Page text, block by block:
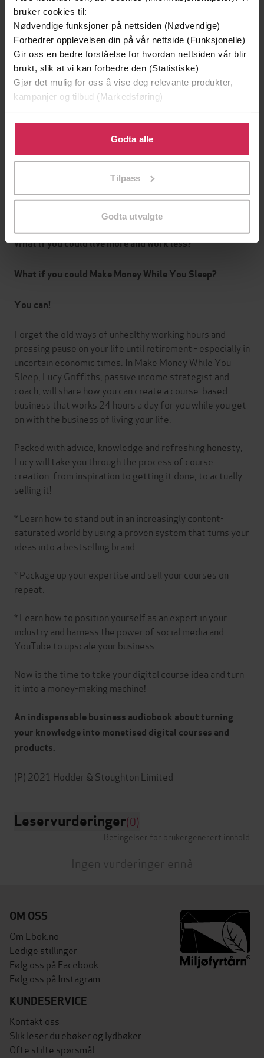
bruker cookies til:
Nødvendige funksjoner på nettsiden (Nødvendige)
Forbedrer opplevelsen din på vår nettside (Funksjonelle)
Gir oss en bedre forståelse for hvordan nettsiden vår blir
brukt, slik at vi kan forbedre den (Statistiske)
Gjør det mulig for oss å vise deg relevante produkter,
kampanjer og tilbud (Markedsføring)
Klikk på «Godta alle» for å gi oss ditt samtykke til å
bruke cookies for alle disse formålene. Du kan også
tilpasse ditt samtykke til spesifikke formål ved å klikke
Godta alle
Tilpass
Godta utvalgte
Sjanger Dokumentar og fakta
English
Format mp3
DRM-
beskyttelse
Kun app
ISBN 9781529381917
What if you could earn money doing what you love?
What if you could live more and work less?
What if you could Make Money While You Sleep?
You can!
Forget the old ways of unhealthy working hours and
pressing pause on your life until retirement - especially in
uncertain economic times. In Make Money While You
Sleep, Lucy Griffiths, passive income strategist and
coach, will share how you can create a course-based
business that works 24 hours a day for you while you get
on with the business of living your life.
Packed with advice, knowledge and refreshing honesty,
Lucy will take you through the process of course
creation: from inspiration to getting it done, to actually
selling it!
* Learn how to stand out in an increasingly content-
saturated world by using a proven system that turns your
ideas into a bestselling brand.
* Package up your expertise and sell your courses on
repeat.
* Learn how to position yourself as an expert in your
industry and harness the power of social media and
YouTube to upscale your business.
Now is the time to take your digital course idea and turn
it into a money-making machine!
An indispensable business audiobook about turning
your knowledge into monetised digital courses and
products.
Leservurderinger(0)
Betingelser for brukergenerert innhold
Ingen vurderinger ennå
OM OSS
Om Ebok.no
Ledige stillinger
Følg oss på Facebook
Følg oss på Instagram
KUNDESERVICE
Kontakt oss
Slik leser du ebøker og lydbøker
Ofte stilte spørsmål